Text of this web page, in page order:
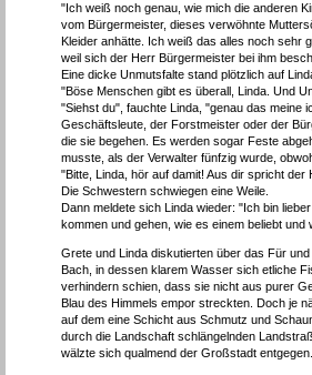
"Ich weiß noch genau, wie mich die anderen
vom Bürgermeister, dieses verwöhnte
Kleider anhätte. Ich weiß das alles noch sehr
weil sich der Herr Bürgermeister bei ihm
Eine dicke Unmutsfalte stand plötzlich auf
"Böse Menschen gibt es überall, Linda. Und
"Siehst du", fauchte Linda, "genau das meine
Geschäftsleute, der Forstmeister oder der
die sie begehen. Es werden sogar Feste
musste, als der Verwalter fünfzig wurde,
"Bitte, Linda, hör auf damit! Aus dir spricht der
Die Schwestern schwiegen eine Weile.
Dann meldete sich Linda wieder: "Ich bin
kommen und gehen, wie es einem beliebt
Grete und Linda diskutierten über das Für
Bach, in dessen klarem Wasser sich etliche
verhindern schien, dass sie nicht aus purer
Blau des Himmels empor streckten. Doch je
auf dem eine Schicht aus Schmutz und
durch die Landschaft schlängelnden
wälzte sich qualmend der Großstadt entgegen.